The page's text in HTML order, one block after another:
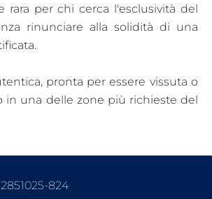
rara per chi cerca l'esclusività del
rinunciare alla solidità di una
pronta per essere vissuta o
in una delle zone più richieste del
824